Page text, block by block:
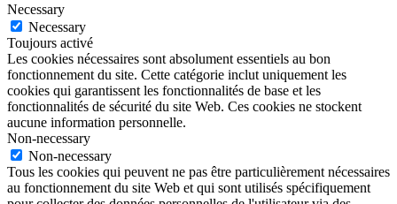
Necessary
Necessary
Toujours activé
Les cookies nécessaires sont absolument essentiels au bon
fonctionnement du site. Cette catégorie inclut uniquement les
cookies qui garantissent les fonctionnalités de base et les
fonctionnalités de sécurité du site Web. Ces cookies ne stockent
aucune information personnelle.
Non-necessary
Non-necessary
Tous les cookies qui peuvent ne pas être particulièrement nécessaires
au fonctionnement du site Web et qui sont utilisés spécifiquement